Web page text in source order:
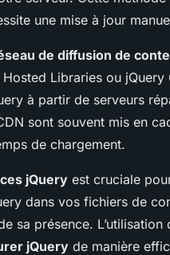
une mise à jour
de diffusion de
Libraries ou
à partir de serveurs
sont souvent mis en
de chargement.
jQuery est cruciale
dans vos fichiers de
sa présence.
jQuery de manière